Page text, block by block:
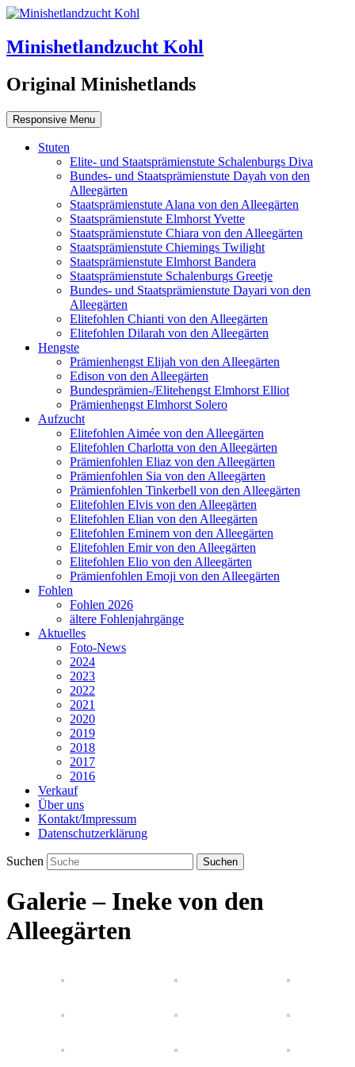
Minishetlandzucht Kohl
Original Minishetlands
Responsive Menu
Stuten
Elite- und Staatsprämienstute Schalenburgs Diva
Bundes- und Staatsprämienstute Dayah von den
Alleegärten
Staatsprämienstute Alana von den Alleegärten
Staatsprämienstute Elmhorst Yvette
Staatsprämienstute Chiara von den Alleegärten
Staatsprämienstute Chiemings Twilight
Staatsprämienstute Elmhorst Bandera
Staatsprämienstute Schalenburgs Greetje
Bundes- und Staatsprämienstute Dayari von den
Alleegärten
Elitefohlen Chianti von den Alleegärten
Elitefohlen Dilarah von den Alleegärten
Hengste
Prämienhengst Elijah von den Alleegärten
Edison von den Alleegärten
Bundesprämien-/Elitehengst Elmhorst Elliot
Prämienhengst Elmhorst Solero
Aufzucht
Elitefohlen Aimée von den Alleegärten
Elitefohlen Charlotta von den Alleegärten
Prämienfohlen Eliaz von den Alleegärten
Prämienfohlen Sia von den Alleegärten
Prämienfohlen Tinkerbell von den Alleegärten
Elitefohlen Elvis von den Alleegärten
Elitefohlen Elian von den Alleegärten
Elitefohlen Eminem von den Alleegärten
Elitefohlen Emir von den Alleegärten
Elitefohlen Elio von den Alleegärten
Prämienfohlen Emoji von den Alleegärten
Fohlen
Fohlen 2026
ältere Fohlenjahrgänge
Aktuelles
Foto-News
2024
2023
2022
2021
2020
2019
2018
2017
2016
Verkauf
Über uns
Kontakt/Impressum
Datenschutzerklärung
Suchen
Galerie – Ineke von den
Alleegärten